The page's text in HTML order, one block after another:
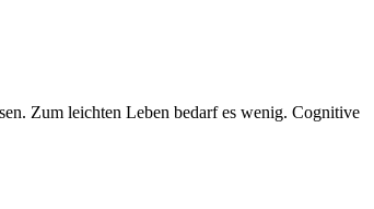
Zum leichten Leben bedarf es wenig. Cognitive